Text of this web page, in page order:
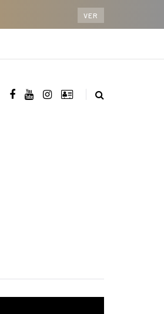
VER